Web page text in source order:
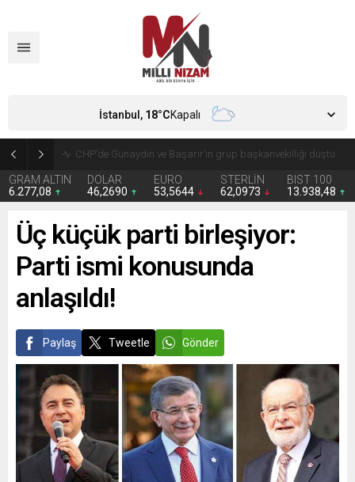
CHP’de Günaydın ve Başarır’ın grup başkanvekilliği düştü
GRAM ALTIN
6.277,08
DOLAR
46,2690
EURO
53,5644
STERLİN
62,0973
BIST 100
13.938,48
İstanbul, 18°CKapalı
Üç küçük parti birleşiyor:
Parti ismi konusunda
anlaşıldı!
Paylaş Tweetle Gönder